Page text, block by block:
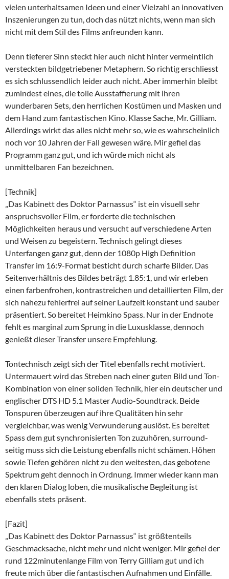
vielen unterhaltsamen Ideen und einer Vielzahl an innovativen
Inszenierungen zu tun, doch das nützt nichts, wenn man sich
nicht mit dem Stil des Films anfreunden kann.
Denn tieferer Sinn steckt hier auch nicht hinter vermeintlich
versteckten bildgetriebener Metaphern. So richtig erschliesst
es sich schlussendlich leider auch nicht. Aber immerhin bleibt
zumindest eines, die tolle Ausstaffierung mit ihren
wunderbaren Sets, den herrlichen Kostümen und Masken und
dem Hand zum fantastischen Kino. Klasse Sache, Mr. Gilliam.
Allerdings wirkt das alles nicht mehr so, wie es wahrscheinlich
noch vor 10 Jahren der Fall gewesen wäre. Mir gefiel das
Programm ganz gut, und ich würde mich nicht als
unmittelbaren Fan bezeichnen.
[Technik]
„Das Kabinett des Doktor Parnassus“ ist ein visuell sehr
anspruchsvoller Film, er forderte die technischen
Möglichkeiten heraus und versucht auf verschiedene Arten
und Weisen zu begeistern. Technisch gelingt dieses
Unterfangen ganz gut, denn der 1080p High Definition
Transfer im 16:9-Format besticht durch scharfe Bilder. Das
Seitenverhältnis des Bildes beträgt 1.85:1, und wir erleben
einen farbenfrohen, kontrastreichen und detaillierten Film, der
sich nahezu fehlerfrei auf seiner Laufzeit konstant und sauber
präsentiert. So bereitet Heimkino Spass. Nur in der Endnote
fehlt es marginal zum Sprung in die Luxusklasse, dennoch
genießt dieser Transfer unsere Empfehlung.
Tontechnisch zeigt sich der Titel ebenfalls recht motiviert.
Untermauert wird das Streben nach einer guten Bild und Ton-
Kombination von einer soliden Technik, hier ein deutscher und
englischer DTS HD 5.1 Master Audio-Soundtrack. Beide
Tonspuren überzeugen auf ihre Qualitäten hin sehr
vergleichbar, was wenig Verwunderung auslöst. Es bereitet
Spass dem gut synchronisierten Ton zuzuhören, surround-
seitig muss sich die Leistung ebenfalls nicht schämen. Höhen
sowie Tiefen gehören nicht zu den weitesten, das gebotene
Spektrum geht dennoch in Ordnung. Immer wieder kann man
den klaren Dialog loben, die musikalische Begleitung ist
ebenfalls stets präsent.
[Fazit]
„Das Kabinett des Doktor Parnassus“ ist größtenteils
Geschmacksache, nicht mehr und nicht weniger. Mir gefiel der
rund 122minutenlange Film von Terry Gilliam gut und ich
freute mich über die fantastischen Aufnahmen und Einfälle.